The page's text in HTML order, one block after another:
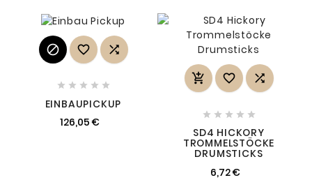
  
    
EINBAUPICKUP
126,05 €
  
    
SD4 HICKORY
TROMMELSTÖCKE
DRUMSTICKS
6,72 €